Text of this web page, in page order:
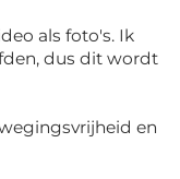
als foto's. Ik
dus dit wordt
en